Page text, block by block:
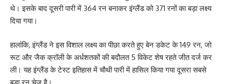
थे। इसके बाद दूसरी पारी में 364 रन बनाकर इंग्लैंड को 371 रनों का बड़ा लक्ष्य
दिया गया।
हालांकि, इंग्लैंड ने इस विशाल लक्ष्य का पीछा करते हुए बेन डकेट के 149 रन, जो
रूट और जैक क्रॉली के अर्धशतकों की बदौलत 5 विकेट शेष रहते जीत दर्ज कर
ली। यह इंग्लैंड के टेस्ट इतिहास में चौथी पारी में हासिल किया गया दूसरा सबसे